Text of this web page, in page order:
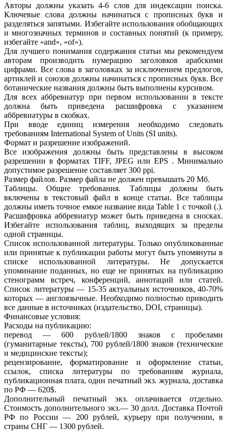
Авторы должны указать 4-6 слов для индексации поиска.
Ключевые слова должны начинаться с прописных букв и
разделяться запятыми. Избегайте использования обобщающих
и многозначных терминов и составных понятий (к примеру,
избегайте «and», «of»).
Для лучшего понимания содержания статьи мы рекомендуем
авторам производить нумерацию заголовков арабскими
цифрами. Все слова в заголовках за исключением предлогов,
артиклей и союзов должны начинаться с прописных букв. Все
ботанические названия должны быть выполнены курсивом.
Для всех аббревиатур при первом использовании в тексте
должна быть приведена расшифровка с указанием
аббревиатуры в скобках.
При вводе единиц измерения необходимо следовать
требованиям International System of Units (SI units).
Формат и разрешение изображений.
Все изображения должны быть представлены в высоком
разрешении в форматах TIFF, JPEG или EPS . Минимально
допустимое разрешение составляет 300 ppi.
Размер файлов. Размер файла не должен превышать 20 Мб.
Таблицы. Общие требования. Таблицы должны быть
включены в текстовый файл в конце статьи. Все таблицы
должны иметь точное емкое название вида Table 1 с точкой (.).
Расшифровка аббревиатур может быть приведена в сносках.
Избегайте использования таблиц, выходящих за пределы
одной страницы.
Список использованной литературы. Только опубликованные
или принятые к публикации работы могут быть упомянуты в
списке использованной литературы. Не допускается
упоминание поданных, но еще не принятых на публикацию
стенограмм встреч, конференций, аннотаций или статей.
Список литературы — 15-35 актуальных источников, 40-70%
которых — англоязычные. Необходимо полностью приводить
все данные в источниках (издательство, DOI, страницы).
Финансовые условия:
Расходы на публикацию:
перевод — 600 рублей/1800 знаков с пробелами
(гуманитарные тексты), 700 рублей/1800 знаков (технические
и медицинские тексты);
рецензирование, форматирование и оформление статьи,
ссылок, списка литературы по требованиям журнала,
публикационная плата, один печатный экз. журнала, доставка
по РФ — 620$.
Дополнительный печатный экз. оплачивается отдельно.
Стоимость дополнительного экз.— 30 долл. Доставка Почтой
РФ по России — 200 рублей, курьеру при получении, в
страны СНГ — 1300 рублей.